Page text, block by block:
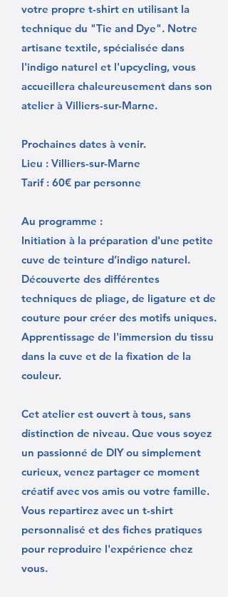
votre propre t-shirt en utilisant la
technique du "Tie and Dye". Notre
artisane textile, spécialisée dans
l'indigo naturel et l'upcycling, vous
accueillera chaleureusement dans son
atelier à Villiers-sur-Marne.
Prochaines dates à venir.
Lieu : Villiers-sur-Marne
Tarif : 60€ par personne
Au programme :
Initiation à la préparation d'une petite
cuve de teinture d’indigo naturel.
Découverte des différentes
techniques de pliage, de ligature et de
couture pour créer des motifs uniques.
Apprentissage de l'immersion du tissu
dans la cuve et de la fixation de la
couleur.
Cet atelier est ouvert à tous, sans
distinction de niveau. Que vous soyez
un passionné de DIY ou simplement
curieux, venez partager ce moment
créatif avec vos amis ou votre famille.
Vous repartirez avec un t-shirt
personnalisé et des fiches pratiques
pour reproduire l'expérience chez
vous.